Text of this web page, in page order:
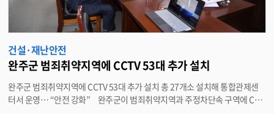
건설·재난안전
완주군 범죄취약지역에 CCTV 53대 추가 설치
완주군 범죄취약지역에 CCTV 53대 추가 설치 총 27개소 설치해 통합관제센
터서 운영… “안전 강화” 완주군이 범죄취약지역과 주정차단속 구역에 CCT